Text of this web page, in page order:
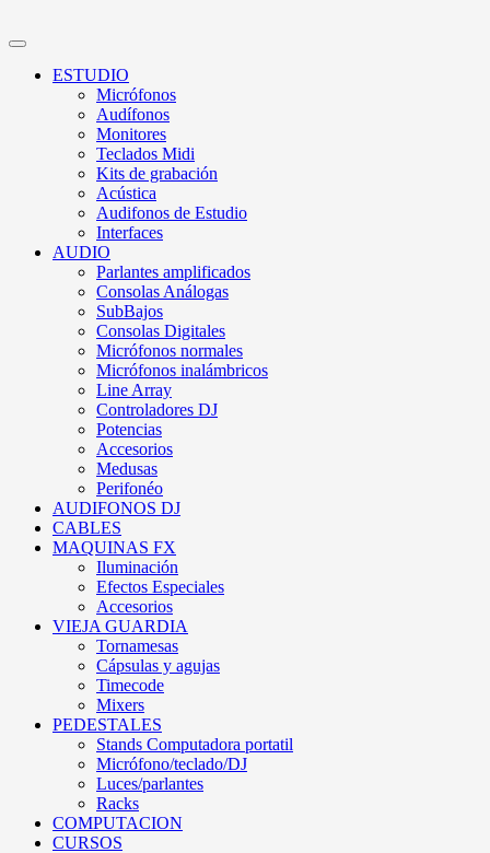
ESTUDIO
Micrófonos
Audífonos
Monitores
Teclados Midi
Kits de grabación
Acústica
Audifonos de Estudio
Interfaces
AUDIO
Parlantes amplificados
Consolas Análogas
SubBajos
Consolas Digitales
Micrófonos normales
Micrófonos inalámbricos
Line Array
Controladores DJ
Potencias
Accesorios
Medusas
Perifonéo
AUDIFONOS DJ
CABLES
MAQUINAS FX
Iluminación
Efectos Especiales
Accesorios
VIEJA GUARDIA
Tornamesas
Cápsulas y agujas
Timecode
Mixers
PEDESTALES
Stands Computadora portatil
Micrófono/teclado/DJ
Luces/parlantes
Racks
COMPUTACION
CURSOS